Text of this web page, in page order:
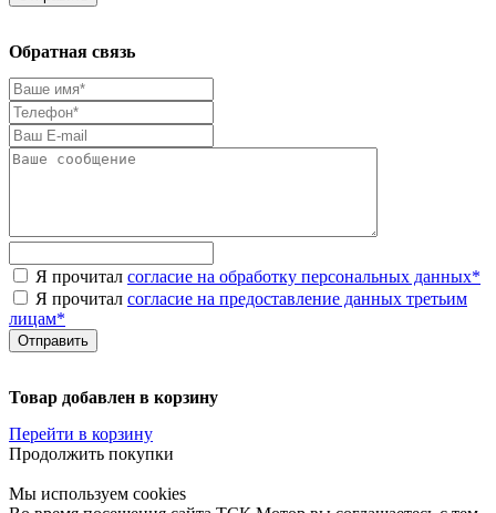
Обратная связь
Я прочитал согласие на обработку персональных данных*
Я прочитал согласие на предоставление данных третьим
лицам*
Товар добавлен в корзину
Перейти в корзину
Продолжить покупки
Мы используем cookies